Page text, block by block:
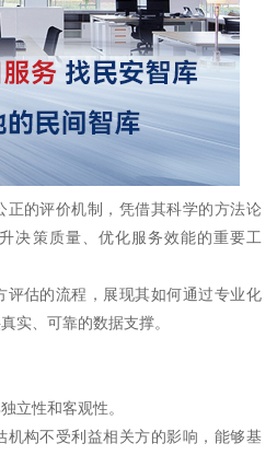
正的评价机制，凭借其科学的方法论
决策质量、优化服务效能的重要工
评估的流程，展现其如何通过专业化
实、可靠的数据支撑。
立性和客观性。
机构不受利益相关方的影响，能够基